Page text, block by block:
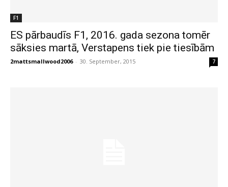
F1
ES pārbaudīs F1, 2016. gada sezona tomēr
sāksies martā, Verstapens tiek pie tiesībām
2mattsmallwood2006 - 30. September, 2015 7